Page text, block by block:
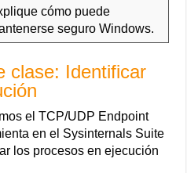
cómo puede
seguro Windows.
clase: Identificar
el TCP/UDP Endpoint
en el Sysinternals Suite
los procesos en ejecución